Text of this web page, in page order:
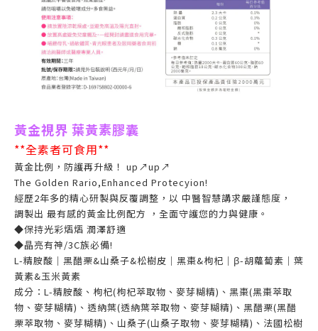
黃金視界 葉黃素膠囊
**全素者可食用**
黃金比例，防護再升級！ up↗up↗
The Golden Rario,Enhanced Protecyion!
經歷2年多的精心研製與反覆調整，以 中醫智慧講求嚴謹態度，
調製出 最有感的黃金比例配方 ，全面守護您的力與健康。
◆保持光彩熠熠 潤澤舒適
◆晶亮有神/3C族必備!
L-精胺酸｜黑醋栗&山桑子&松樹皮｜黑棗&枸杞｜β-胡蘿蔔素｜葉
黃素&玉米黃素
成分：L-精胺酸、枸杞(枸杞萃取物、麥芽糊精)、黑棗(黑棗萃取
物、麥芽糊精)、透納葉(透納葉萃取物、麥芽糊精)、黑醋栗(黑醋
栗萃取物、麥芽糊精)、山桑子(山桑子取物、麥芽糊精)、法國松樹